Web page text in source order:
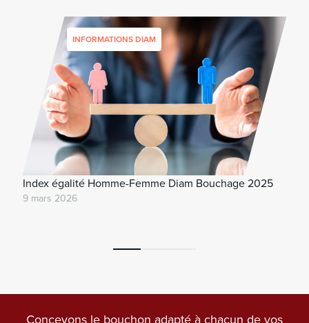
INFORMATIONS DIAM
Index égalité Homme-Femme Diam Bouchage 2025
9 mars 2026